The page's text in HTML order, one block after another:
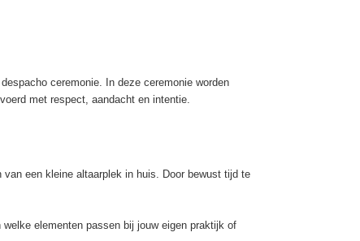
ceremonie. In deze ceremonie worden
met respect, aandacht en intentie.
een kleine altaarplek in huis. Door bewust tijd te
elementen passen bij jouw eigen praktijk of